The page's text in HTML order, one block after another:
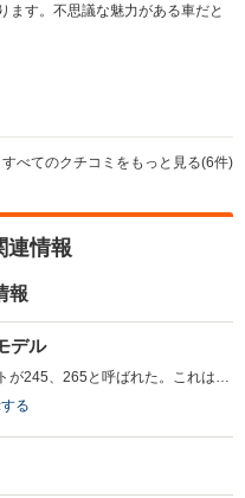
ます。不思議な魅力がある車だと
すべてのクチコミをもっと見る(6件)
連情報
報
デル
240シリーズのデビューは74年。エステートが245、265と呼ばれた。これはボルボが83年までシリーズ名＋エンジン気筒数＋ドア数、という法則に従って車名をつけていたからだ。つまり、245は200シリーズの4気筒エンジン、ドア数5枚＝ワゴン、という具合。240シリーズが画期的であったのは、ボルボ＝安全車というイメージを決定づけたことにある。そのことはアメリカ交通安全協会が240シリーズを購入し、車両安全基準を定めるためのモデルカーにまでした。80年代以降は直4 2.3Lをメインユニットとし、GLとGLEの2グレードのみ展開された。(1989.10)
る